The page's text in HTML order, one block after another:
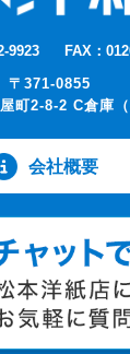
9923
FAX：
〒371-0855
町2-8-2 C倉庫（
会社概要